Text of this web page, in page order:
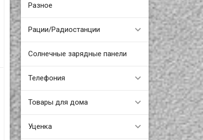
Разное
Рации/Радиостанции
Солнечные зарядные панели
Телефония
Товары для дома
Уценка
Новая нокиа 3310 на
две сим карты, с
фонариком и
мощным
аккумулятором,
ID333TX
9 990 T
НАКЛАДНОЙ
ЭЛЕКТРО-
МЕХАНИЧЕСКИЙ
ЗАМОК, ID208YD
В наличии
9 990 T
